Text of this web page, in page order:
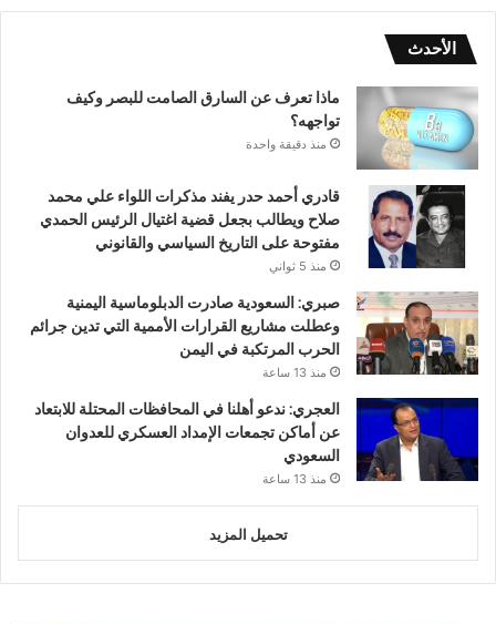
الأحدث
ماذا تعرف عن السارق الصامت للبصر وكيف
تواجهه؟
منذ دقيقة واحدة
قادري أحمد حدر يفند مذكرات اللواء علي محمد
صلاح ويطالب بجعل قضية اغتيال الرئيس الحمدي
مفتوحة على التاريخ السياسي والقانوني
منذ 5 ثواني
صبري: السعودية صادرت الدبلوماسية اليمنية
وعطلت مشاريع القرارات الأممية التي تدين جرائم
الحرب المرتكبة في اليمن
منذ 13 ساعة
العجري: ندعو أهلنا في المحافظات المحتلة للابتعاد
عن أماكن تجمعات الإمداد العسكري للعدوان
السعودي
منذ 13 ساعة
تحميل المزيد